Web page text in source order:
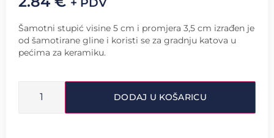
Šamotni stupić visine 5 cm i promjera 3,5 cm izrađen je
od šamotirane gline i koristi se za gradnju katova u
pećima za keramiku.
DODAJ U KOŠARICU